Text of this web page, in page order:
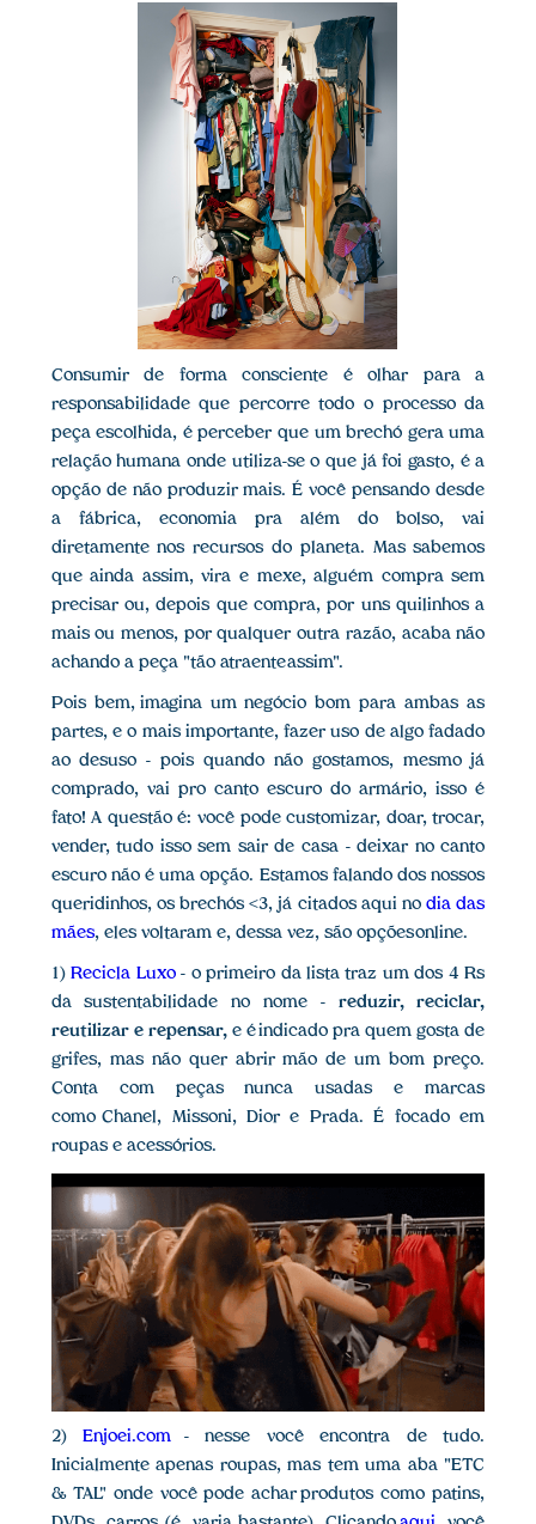
Consumir de forma consciente é olhar para a
responsabilidade que percorre todo o processo da
peça escolhida, é perceber que um brechó gera uma
relação humana onde utiliza-se o que já foi gasto, é a
opção de não produzir mais. É você pensando desde
a fábrica, economia pra além do bolso, vai
diretamente nos recursos do planeta. Mas sabemos
que ainda assim, vira e mexe, alguém compra sem
precisar ou, depois que compra, por uns quilinhos a
mais ou menos, por qualquer outra razão, acaba não
achando a peça "tão atraente assim".
Pois bem, imagina um negócio bom para ambas as
partes, e o mais importante, fazer uso de algo fadado
ao desuso - pois quando não gostamos, mesmo já
comprado, vai pro canto escuro do armário, isso é
fato! A questão é: você pode customizar, doar, trocar,
vender, tudo isso sem sair de casa - deixar no canto
escuro não é uma opção. Estamos falando dos nossos
queridinhos, os brechós <3, já citados aqui nodia das
mães, eles voltaram e, dessa vez, são opções online.
1)Recicla Luxo- o primeiro da lista traz um dos 4 Rs
da sustentabilidade no nome - reduzir, reciclar,
reutilizar e repensar, e éindicado pra quem gosta de
grifes, mas não quer abrir mão de um bom preço.
Conta com peças nunca usadas e marcas
como Chanel, Missoni, Dior e Prada. É focado em
roupas e acessórios.
2)Enjoei.com - nesse você encontra de tudo.
Inicialmente apenas roupas, mas tem uma aba "ETC
& TAL" onde você pode achar produtos como patins,